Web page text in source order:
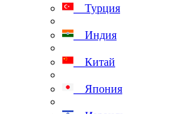
Турция
Индия
Китай
Япония